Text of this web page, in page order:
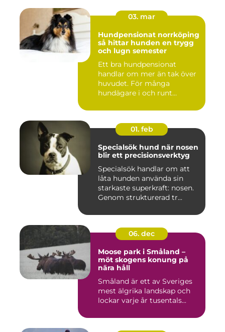
03. mar
Hundpensionat norrköping
så hittar hunden en trygg
och lugn semester
Ett bra hundpensionat
handlar om mer än tak över
huvudet. För många
hundägare i och runt
01. feb
Specialsök hund när nosen
blir ett precisionsverktyg
Specialsök handlar om att
låta hunden använda sin
starkaste superkraft: nosen.
Genom strukturerad tr...
06. dec
Moose park i Småland –
möt skogens konung på
nära håll
Småland är ett av Sveriges
mest älgrika landskap och
lockar varje år tusentals...